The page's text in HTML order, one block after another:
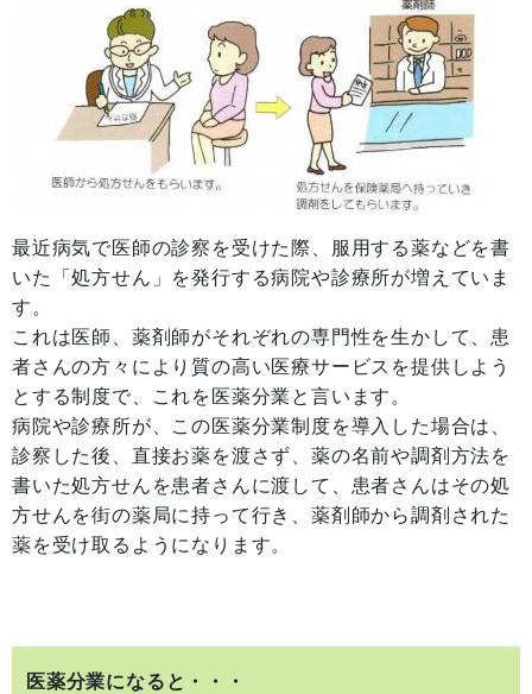
最近病気で医師の診察を受けた際、服用する薬などを書
いた「処方せん」を発行する病院や診療所が増えていま
す。
これは医師、薬剤師がそれぞれの専門性を生かして、患
者さんの方々により質の高い医療サービスを提供しよう
とする制度で、これを医薬分業と言います。
病院や診療所が、この医薬分業制度を導入した場合は、
診察した後、直接お薬を渡さず、薬の名前や調剤方法を
書いた処方せんを患者さんに渡して、患者さんはその処
方せんを街の薬局に持って行き、薬剤師から調剤された
薬を受け取るようになります。
医薬分業になると・・・